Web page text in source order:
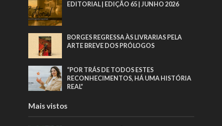
EDITORIAL | EDIÇÃO 65 | JUNHO 2026
BORGES REGRESSA ÀS LIVRARIAS PELA
ARTE BREVE DOS PRÓLOGOS
“POR TRÁS DE TODOS ESTES
RECONHECIMENTOS, HÁ UMA HISTÓRIA
REAL”
Mais vistos